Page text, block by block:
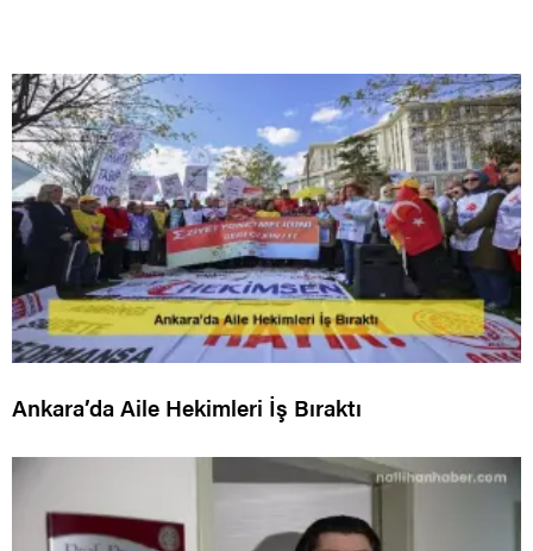
Ankara’da Aile Hekimleri İş Bıraktı